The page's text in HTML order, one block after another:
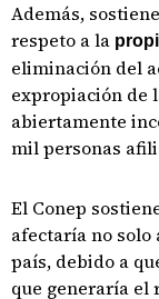
Además,
respeto a la
eliminación del
expropiación de
abiertamente
mil personas
El Conep
afectaría no solo
país, debido a
que generaría el